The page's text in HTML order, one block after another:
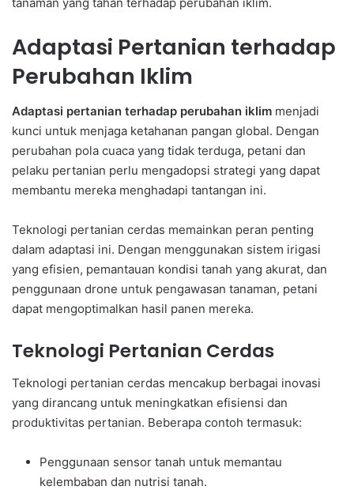
Adaptasi Pertanian terhadap
Perubahan Iklim
Adaptasi pertanian terhadap perubahan iklim menjadi
kunci untuk menjaga ketahanan pangan global. Dengan
perubahan pola cuaca yang tidak terduga, petani dan
pelaku pertanian perlu mengadopsi strategi yang dapat
membantu mereka menghadapi tantangan ini.
Teknologi pertanian cerdas memainkan peran penting
dalam adaptasi ini. Dengan menggunakan sistem irigasi
yang efisien, pemantauan kondisi tanah yang akurat, dan
penggunaan drone untuk pengawasan tanaman, petani
dapat mengoptimalkan hasil panen mereka.
Teknologi Pertanian Cerdas
Teknologi pertanian cerdas mencakup berbagai inovasi
yang dirancang untuk meningkatkan efisiensi dan
produktivitas pertanian. Beberapa contoh termasuk:
Penggunaan sensor tanah untuk memantau
kelembaban dan nutrisi tanah.